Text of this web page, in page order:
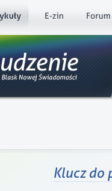
Klucz do